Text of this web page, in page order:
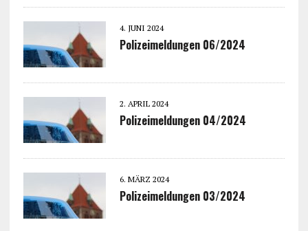
4. JUNI 2024
Polizeimeldungen 06/2024
2. APRIL 2024
Polizeimeldungen 04/2024
6. MÄRZ 2024
Polizeimeldungen 03/2024